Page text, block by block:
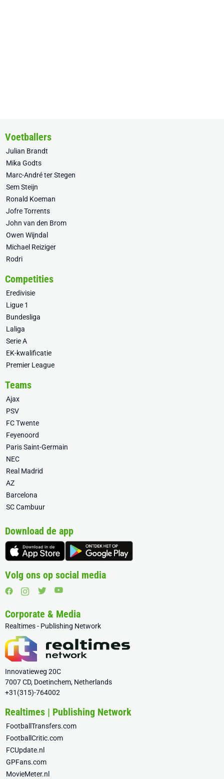
Voetballers
Julian Brandt
Mika Godts
Marc-André ter Stegen
Sem Steijn
Ronald Koeman
Jofre Torrents
John van den Brom
Owen Wijndal
Michael Reiziger
Rodri
Competities
Eredivisie
Ligue 1
Bundesliga
Laliga
Serie A
EK-kwalificatie
Premier League
Teams
Ajax
PSV
FC Twente
Feyenoord
Paris Saint-Germain
NEC
Real Madrid
AZ
Barcelona
SC Cambuur
Download de app
Volg ons op social media
Corporate & Media
Realtimes - Publishing Network
Innovatieweg 20C
7007 CD, Doetinchem, Netherlands
+31(315)-764002
Realtimes | Publishing Network
FootballTransfers.com
FootballCritic.com
FCUpdate.nl
GPFans.com
MovieMeter.nl